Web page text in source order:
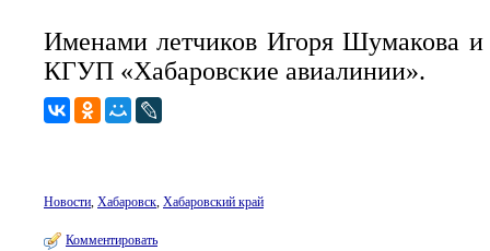
Именами летчиков Игоря Шумакова и
КГУП «Хабаровские авиалинии».
Новости, Хабаровск, Хабаровский край
Комментировать